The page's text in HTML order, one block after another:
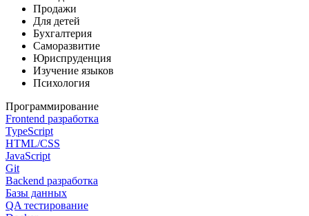
Продажи
Для детей
Бухгалтерия
Саморазвитие
Юриспруденция
Изучение языков
Психология
Программирование
Frontend разработка
TypeScript
HTML/CSS
JavaScript
Git
Backend разработка
Базы данных
QA тестирование